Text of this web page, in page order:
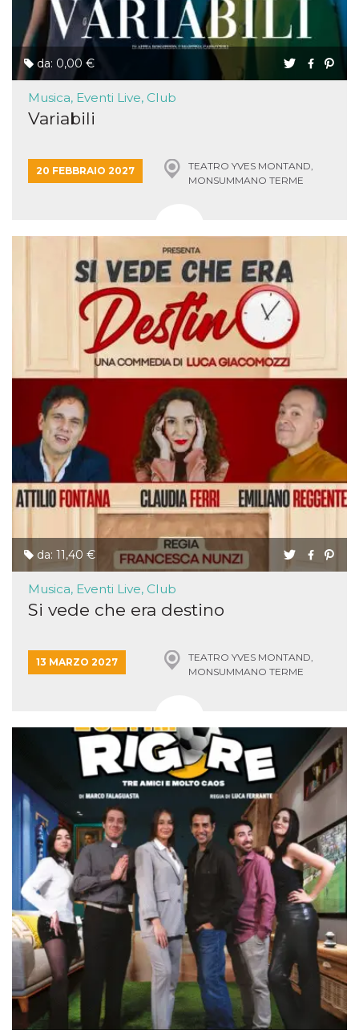
da: 0,00 €
Musica, Eventi Live, Club
Variabili
20 FEBBRAIO 2027
TEATRO YVES MONTAND,
MONSUMMANO TERME
da: 11,40 €
Musica, Eventi Live, Club
Si vede che era destino
13 MARZO 2027
TEATRO YVES MONTAND,
MONSUMMANO TERME